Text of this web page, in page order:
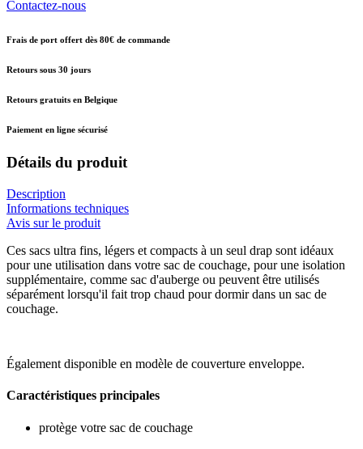
Contactez-nous
Frais de port offert dès 80€ de commande
Retours sous 30 jours
Retours gratuits en Belgique
Paiement en ligne sécurisé
Détails du produit
Description
Informations techniques
Avis sur le produit
Ces sacs ultra fins, légers et compacts à un seul drap sont idéaux
pour une utilisation dans votre sac de couchage, pour une isolation
supplémentaire, comme sac d'auberge ou peuvent être utilisés
séparément lorsqu'il fait trop chaud pour dormir dans un sac de
couchage.
Également disponible en modèle de couverture enveloppe.
Caractéristiques principales
protège votre sac de couchage